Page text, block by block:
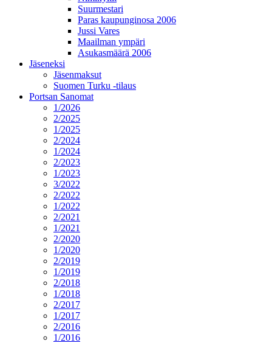
Suurmestari
Paras kaupunginosa 2006
Jussi Vares
Maailman ympäri
Asukasmäärä 2006
Jäseneksi
Jäsenmaksut
Suomen Turku -tilaus
Portsan Sanomat
1/2026
2/2025
1/2025
2/2024
1/2024
2/2023
1/2023
3/2022
2/2022
1/2022
2/2021
1/2021
2/2020
1/2020
2/2019
1/2019
2/2018
1/2018
2/2017
1/2017
2/2016
1/2016